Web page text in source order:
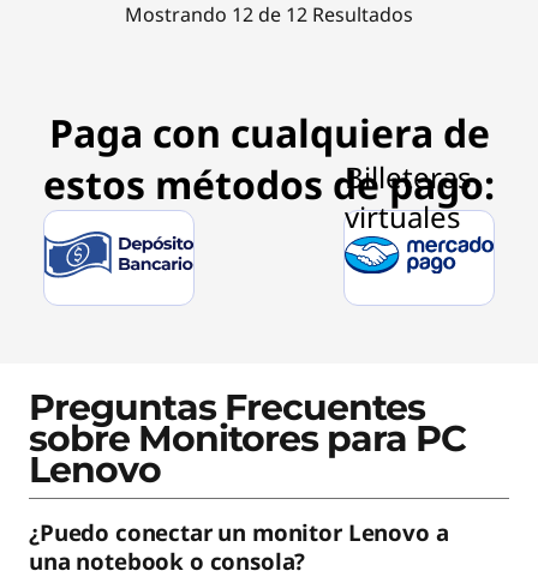
Mostrando 12 de 12 Resultados
Paga con cualquiera de
estos métodos de pago:
Preguntas Frecuentes
sobre Monitores para PC
Lenovo
¿Puedo conectar un monitor Lenovo a
una notebook o consola?